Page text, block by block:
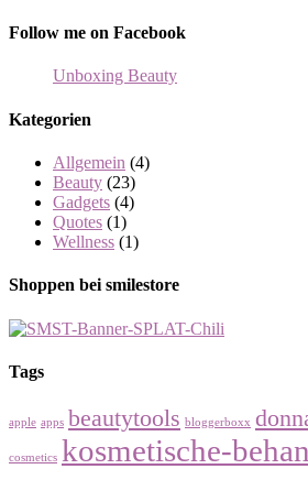
Follow me on Facebook
Unboxing Beauty
Kategorien
Allgemein (4)
Beauty (23)
Gadgets (4)
Quotes (1)
Wellness (1)
Shoppen bei smilestore
Tags
apple apps beautytools bloggerboxx
cosmetics kosmetische-